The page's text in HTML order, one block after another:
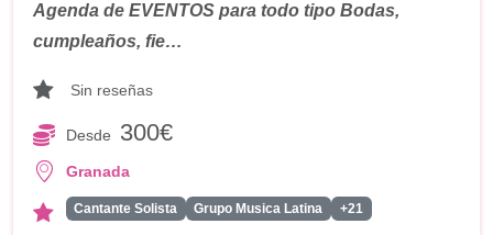
Agenda de EVENTOS para todo tipo Bodas,
cumpleaños, fie…
Sin reseñas
Desde 300€
Granada
Cantante Solista Grupo Musica Latina +21